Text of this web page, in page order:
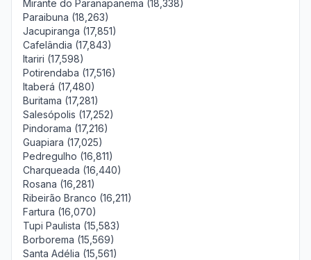
Mirante do Paranapanema (18,338)
Paraibuna (18,263)
Jacupiranga (17,851)
Cafelândia (17,843)
Itariri (17,598)
Potirendaba (17,516)
Itaberá (17,480)
Buritama (17,281)
Salesópolis (17,252)
Pindorama (17,216)
Guapiara (17,025)
Pedregulho (16,811)
Charqueada (16,440)
Rosana (16,281)
Ribeirão Branco (16,211)
Fartura (16,070)
Tupi Paulista (15,583)
Borborema (15,569)
Santa Adélia (15,561)